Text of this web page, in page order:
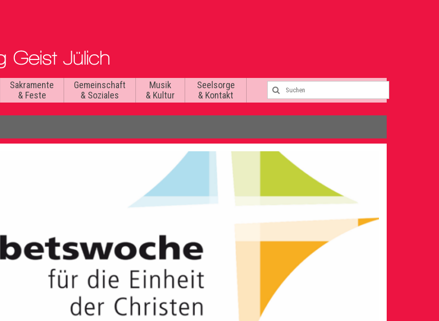
Sakramente
& Feste
Gemeinschaft
& Soziales
Musik
& Kultur
Seelsorge
& Kontakt